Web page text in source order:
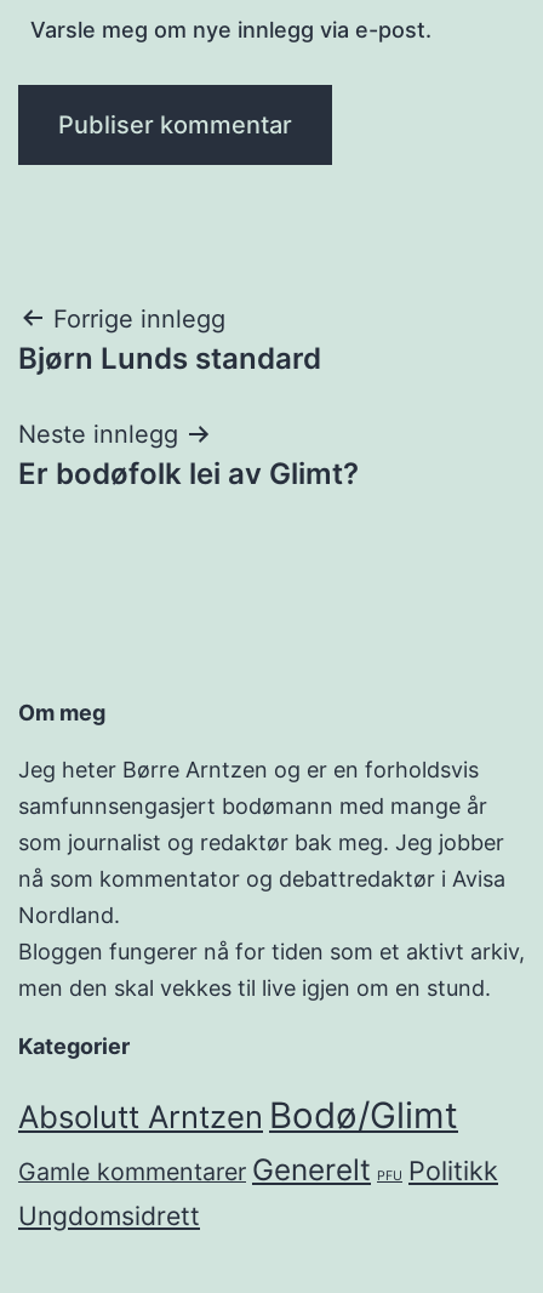
Varsle meg om nye innlegg via e-post.
Innleggsnavigasjon
Forrige innlegg
Bjørn Lunds standard
Neste innlegg
Er bodøfolk lei av Glimt?
Om meg
Jeg heter Børre Arntzen og er en forholdsvis
samfunnsengasjert bodømann med mange år
som journalist og redaktør bak meg. Jeg jobber
nå som kommentator og debattredaktør i Avisa
Nordland.
Bloggen fungerer nå for tiden som et aktivt arkiv,
men den skal vekkes til live igjen om en stund.
Kategorier
Absolutt Arntzen Bodø/Glimt
Gamle kommentarer Generelt PFU Politikk
Ungdomsidrett